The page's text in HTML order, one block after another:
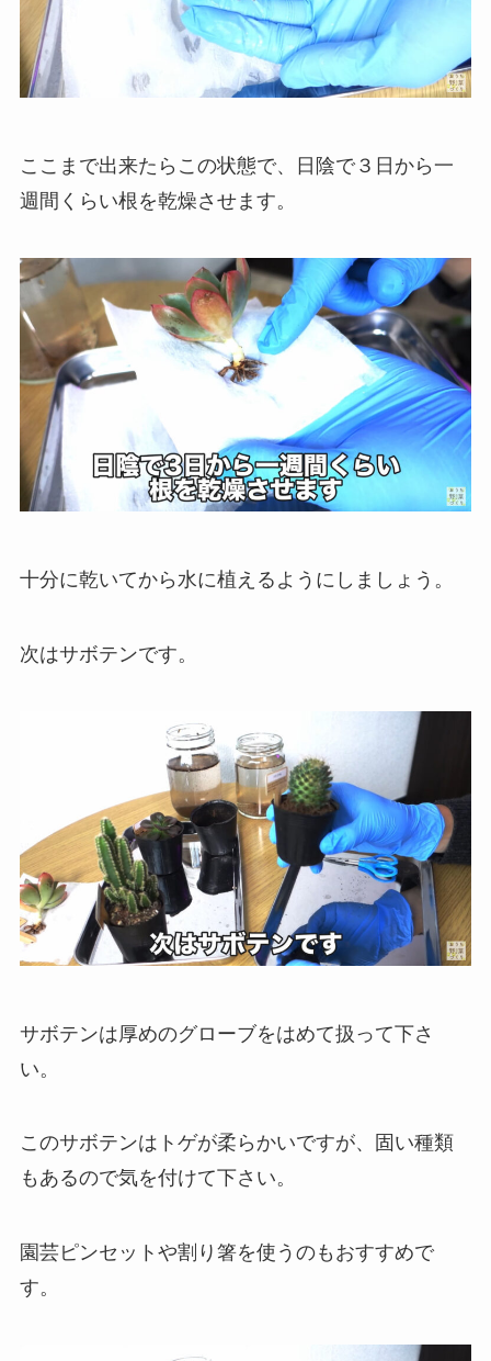
ここまで出来たらこの状態で、日陰で３日から一
週間くらい根を乾燥させます。
十分に乾いてから水に植えるようにしましょう。
次はサボテンです。
サボテンは厚めのグローブをはめて扱って下さ
い。
このサボテンはトゲが柔らかいですが、固い種類
もあるので気を付けて下さい。
園芸ピンセットや割り箸を使うのもおすすめで
す。